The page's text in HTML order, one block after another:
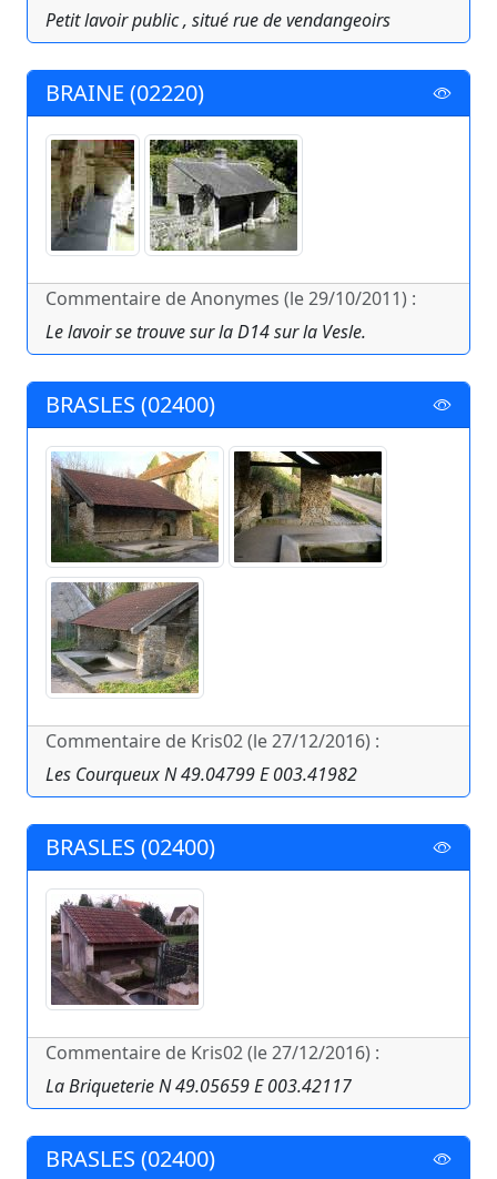
Petit lavoir public , situé rue de vendangeoirs
BRAINE (02220)
Commentaire de Anonymes (le 29/10/2011) :
Le lavoir se trouve sur la D14 sur la Vesle.
BRASLES (02400)
Commentaire de Kris02 (le 27/12/2016) :
Les Courqueux N 49.04799 E 003.41982
BRASLES (02400)
Commentaire de Kris02 (le 27/12/2016) :
La Briqueterie N 49.05659 E 003.42117
BRASLES (02400)